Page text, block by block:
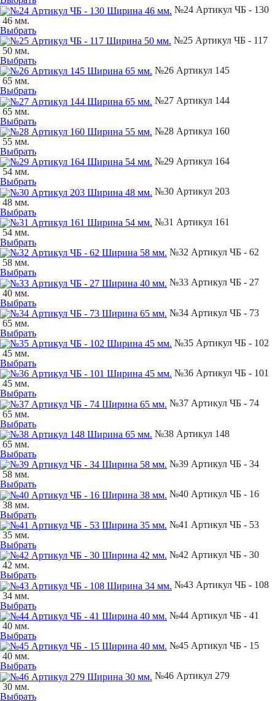
№24 Артикул ЧБ - 130
46 мм.
Выбрать
№25 Артикул ЧБ - 117
50 мм.
Выбрать
№26 Артикул 145
65 мм.
Выбрать
№27 Артикул 144
65 мм.
Выбрать
№28 Артикул 160
55 мм.
Выбрать
№29 Артикул 164
54 мм.
Выбрать
№30 Артикул 203
48 мм.
Выбрать
№31 Артикул 161
54 мм.
Выбрать
№32 Артикул ЧБ - 62
58 мм.
Выбрать
№33 Артикул ЧБ - 27
40 мм.
Выбрать
№34 Артикул ЧБ - 73
65 мм.
Выбрать
№35 Артикул ЧБ - 102
45 мм.
Выбрать
№36 Артикул ЧБ - 101
45 мм.
Выбрать
№37 Артикул ЧБ - 74
65 мм.
Выбрать
№38 Артикул 148
65 мм.
Выбрать
№39 Артикул ЧБ - 34
58 мм.
Выбрать
№40 Артикул ЧБ - 16
38 мм.
Выбрать
№41 Артикул ЧБ - 53
35 мм.
Выбрать
№42 Артикул ЧБ - 30
42 мм.
Выбрать
№43 Артикул ЧБ - 108
34 мм.
Выбрать
№44 Артикул ЧБ - 41
40 мм.
Выбрать
№45 Артикул ЧБ - 15
40 мм.
Выбрать
№46 Артикул 279
30 мм.
Выбрать